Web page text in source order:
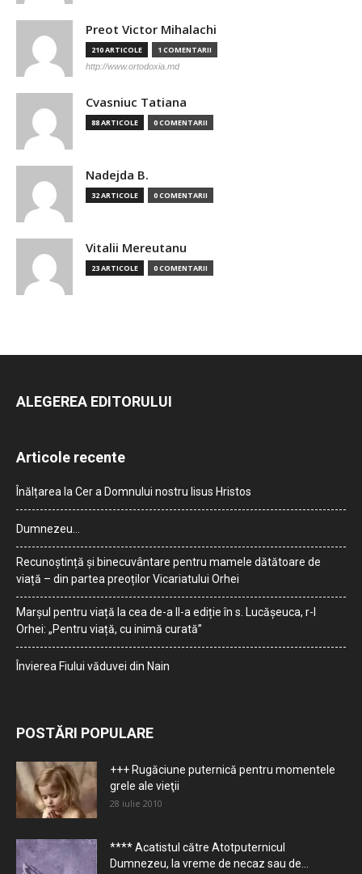
Preot Victor Mihalachi
210 ARTICOLE 1 COMENTARII
http://www.ortodoxia.md
Cvasniuc Tatiana
88 ARTICOLE 0 COMENTARII
Nadejda B.
32 ARTICOLE 0 COMENTARII
Vitalii Mereutanu
23 ARTICOLE 0 COMENTARII
ALEGEREA EDITORULUI
Articole recente
Înălțarea la Cer a Domnului nostru Iisus Hristos
Dumnezeu…
Recunoștință și binecuvântare pentru mamele dătătoare de
viață – din partea preoților Vicariatului Orhei
Marșul pentru viață la cea de-a II-a ediție în s. Lucășeuca, r-l
Orhei: „Pentru viață, cu inimă curată”
Învierea Fiului văduvei din Nain
POSTĂRI POPULARE
+++ Rugăciune puternică pentru momentele
grele ale vieţii
28 iulie 2010
**** Acatistul către Atotputernicul
Dumnezeu, la vreme de necaz sau de...